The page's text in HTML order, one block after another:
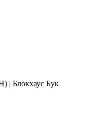
| Блокхаус Бук